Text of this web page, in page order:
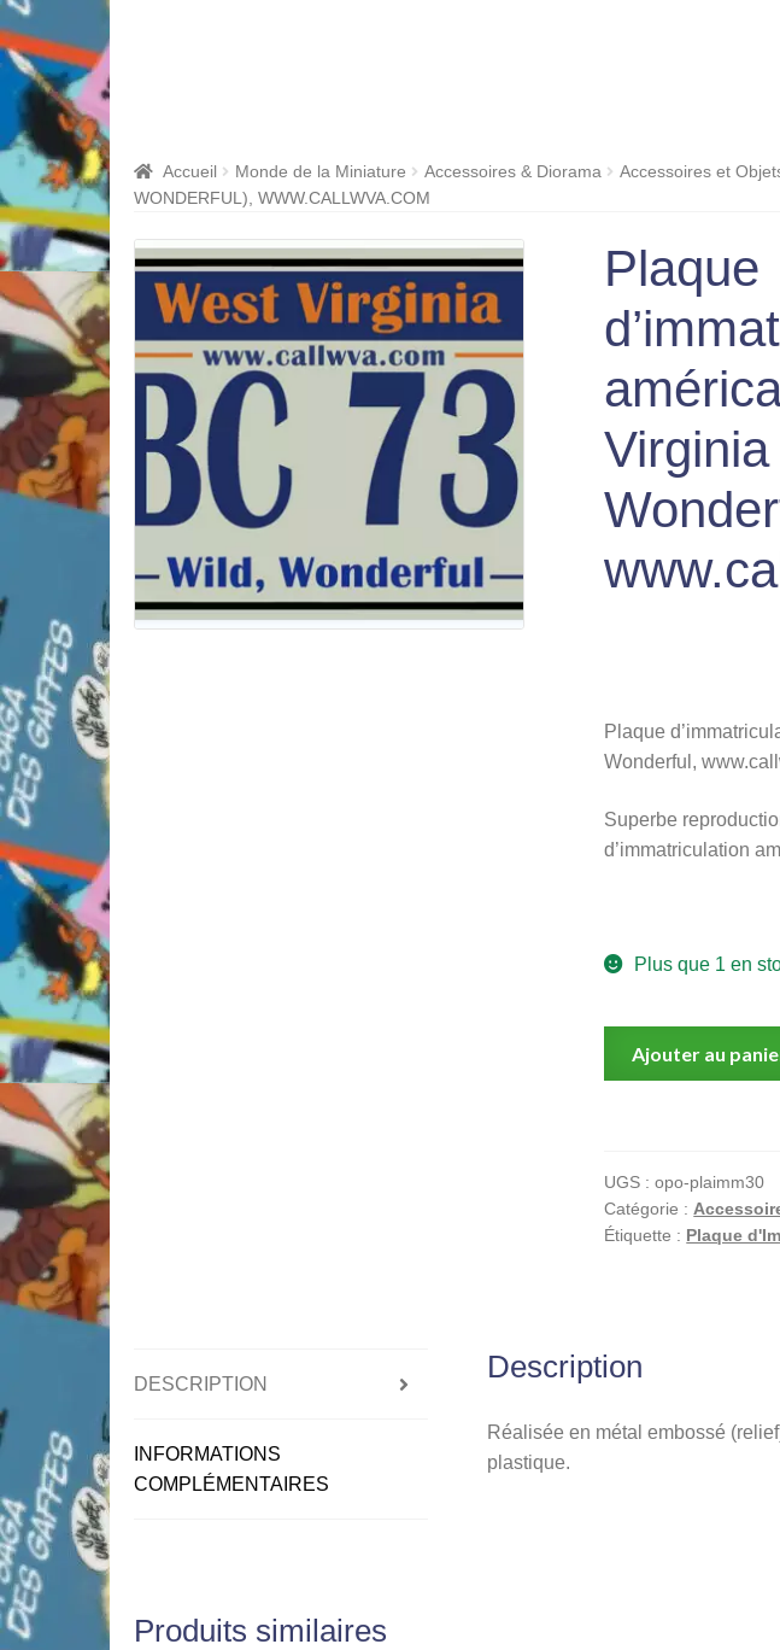
Accueil Monde de la Miniature Accessoires & Diorama Accessoires et
WONDERFUL), WWW.CALLWVA.COM
Plaque
Plaque
Wonderful,
Superbe
d’immatriculation
Plus que 1 en
West
Virginia
(Wild,
Ajouter au
UGS :opo-plaimm30
Catégorie :
Étiquette : Plaque
DESCRIPTION
INFORMATIONS
COMPLÉMENTAIRES
Description
Réalisée en métal embossé
plastique.
Produits similaires